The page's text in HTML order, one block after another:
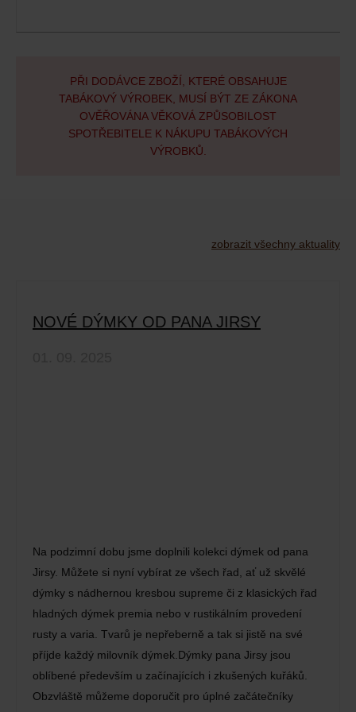
PŘI DODÁVCE ZBOŽÍ, KTERÉ OBSAHUJE
TABÁKOVÝ VÝROBEK, MUSÍ BÝT ZE ZÁKONA
OVĚŘOVÁNA VĚKOVÁ ZPŮSOBILOST
SPOTŘEBITELE K NÁKUPU TABÁKOVÝCH
VÝROBKŮ.
zobrazit všechny aktuality
NOVÉ DÝMKY OD PANA JIRSY
Na podzimní dobu jsme doplnili kolekci dýmek od pana
Jirsy. Můžete si nyní vybírat ze všech řad, ať už skvělé
dýmky s nádhernou kresbou supreme či z klasických řad
hladných dýmek premia nebo v rustikálním provedení
rusty a varia. Tvarů je nepřeberně a tak si jistě na své
příjde každý milovník dýmek.Dýmky pana Jirsy jsou
oblíbené především u začínajících i zkušených kuřáků.
Obzvláště můžeme doporučit pro úplné začátečníky